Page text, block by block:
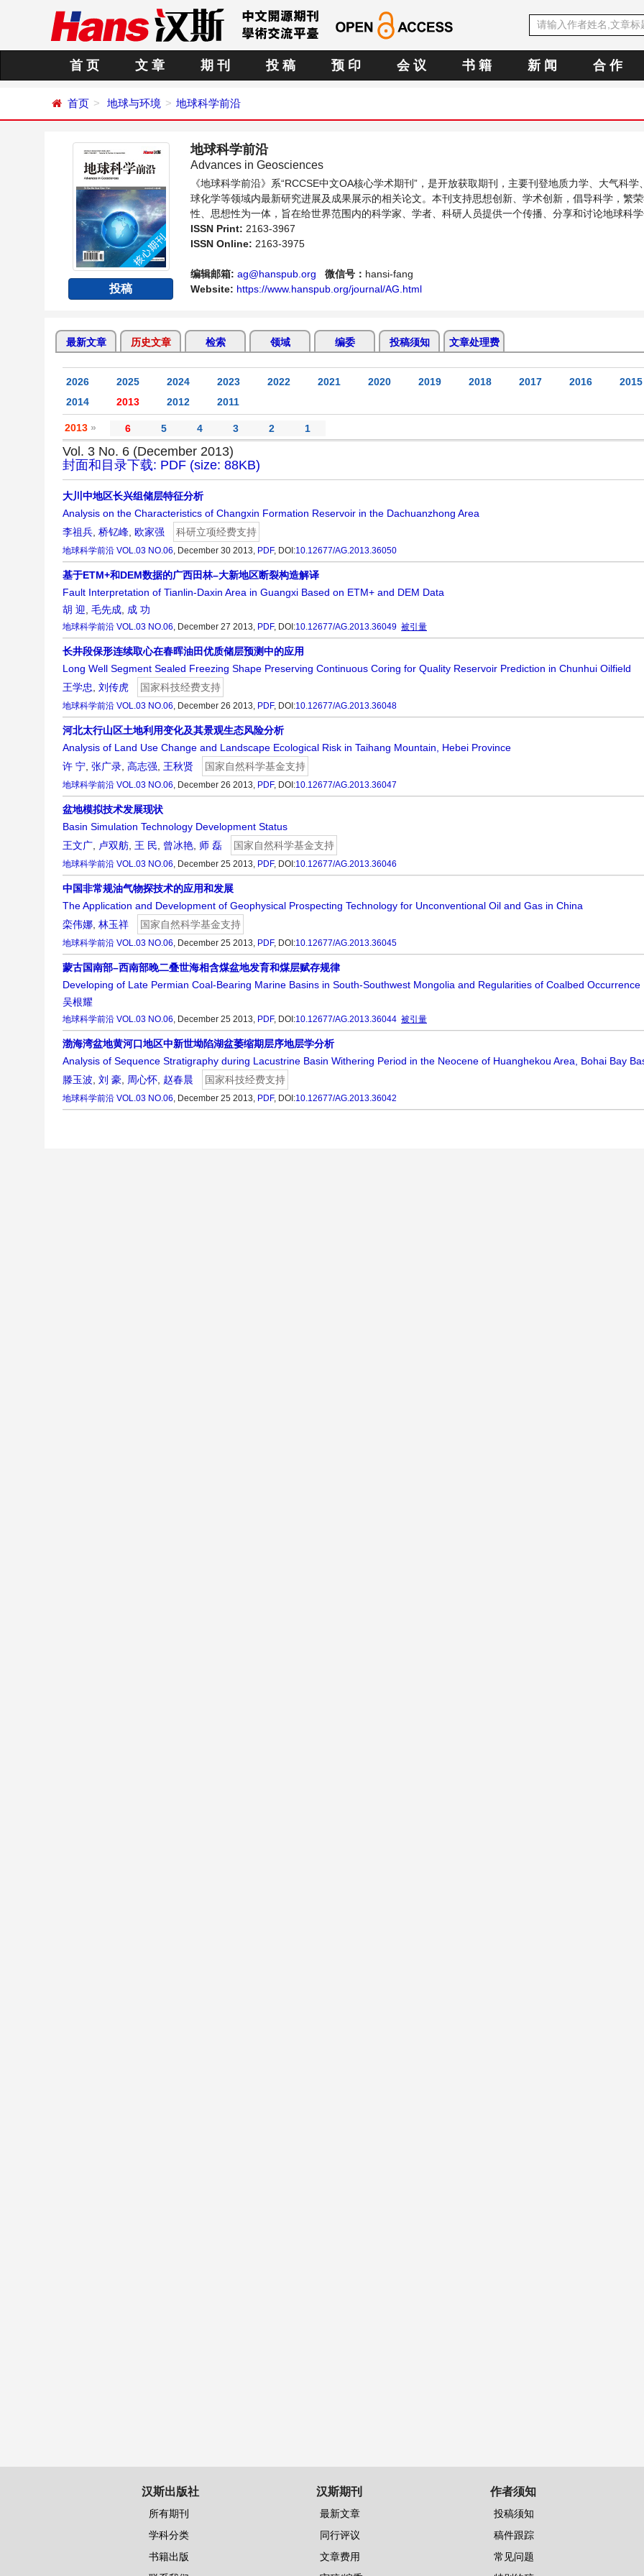
首 页 文 章 期 刊 投 稿 预 印 会 议 书 籍 新 闻 合 作
首页 地球与环境 地球科学前沿
投稿
地球科学前沿
Advances in Geosciences
《地球科学前沿》系“RCCSE中文OA核心学术期刊”，是开放获取期刊，主要刊登地质力学、大气科学
球化学等领域内最新研究进展及成果展示的相关论文。本刊支持思想创新、学术创新，倡导科学，繁
性、思想性为一体，旨在给世界范围内的科学家、学者、科研人员提供一个传播、分享和讨论地球科
向问题与发展的交流平台。
ISSN Print: 2163-3967
ISSN Online: 2163-3975
编辑邮箱: ag@hanspub.org 微信号： hansi-fang
Website: https://www.hanspub.org/journal/AG.html
最新文章 历史文章 检索 领域 编委 投稿须知 文章处理费
2026 2025 2024 2023 2022 2021 2020 2019 2018 2017 2016
2015
2014
2013 2012 2011
2013 » 6 5 4 3 2 1
Vol. 3 No. 6 (December 2013)
封面和目录下载: PDF (size: 88KB)
大川中地区长兴组储层特征分析
Analysis on the Characteristics of Changxin Formation Reservoir in the Dachuanzhong Area
李祖兵, 桥钇峰, 欧家强 科研立项经费支持
地球科学前沿 VOL.03 NO.06, December 30 2013, PDF, DOI:10.12677/AG.2013.36050
基于ETM+和DEM数据的广西田林–大新地区断裂构造解译
Fault Interpretation of Tianlin-Daxin Area in Guangxi Based on ETM+ and DEM Data
胡 迎, 毛先成, 成 功
地球科学前沿 VOL.03 NO.06, December 27 2013, PDF, DOI:10.12677/AG.2013.36049 被引量
长井段保形连续取心在春晖油田优质储层预测中的应用
Long Well Segment Sealed Freezing Shape Preserving Continuous Coring for Quality Reservoir Prediction in Chunhui Oilfield
王学忠, 刘传虎 国家科技经费支持
地球科学前沿 VOL.03 NO.06, December 26 2013, PDF, DOI:10.12677/AG.2013.36048
河北太行山区土地利用变化及其景观生态风险分析
Analysis of Land Use Change and Landscape Ecological Risk in Taihang Mountain, Hebei Province
许 宁, 张广录, 高志强, 王秋贤 国家自然科学基金支持
地球科学前沿 VOL.03 NO.06, December 26 2013, PDF, DOI:10.12677/AG.2013.36047
盆地模拟技术发展现状
Basin Simulation Technology Development Status
王文广, 卢双舫, 王 民, 曾冰艳, 师 磊 国家自然科学基金支持
地球科学前沿 VOL.03 NO.06, December 25 2013, PDF, DOI:10.12677/AG.2013.36046
中国非常规油气物探技术的应用和发展
The Application and Development of Geophysical Prospecting Technology for Unconventional Oil and Gas in China
栾伟娜, 林玉祥 国家自然科学基金支持
地球科学前沿 VOL.03 NO.06, December 25 2013, PDF, DOI:10.12677/AG.2013.36045
蒙古国南部–西南部晚二叠世海相含煤盆地发育和煤层赋存规律
Developing of Late Permian Coal-Bearing Marine Basins in South-Southwest Mongolia and Regularities of Coalbed Occurrence
吴根耀
地球科学前沿 VOL.03 NO.06, December 25 2013, PDF, DOI:10.12677/AG.2013.36044 被引量
渤海湾盆地黄河口地区中新世坳陷湖盆萎缩期层序地层学分析
Analysis of Sequence Stratigraphy during Lacustrine Basin Withering Period in the Neocene of Huanghekou Area, Bohai Bay
滕玉波, 刘 豪, 周心怀, 赵春晨 国家科技经费支持
地球科学前沿 VOL.03 NO.06, December 25 2013, PDF, DOI:10.12677/AG.2013.36042
汉斯出版社
所有期刊
学科分类
书籍出版
汉斯期刊
最新文章
同行评议
文章费用
作者须知
投稿须知
稿件跟踪
常见问题